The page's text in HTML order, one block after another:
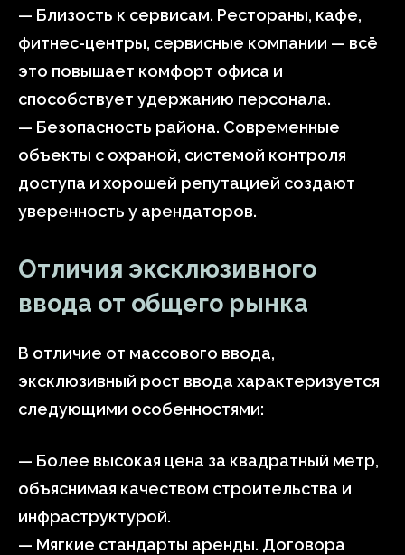
— Близость к сервисам. Рестораны, кафе,
фитнес-центры, сервисные компании — всё
это повышает комфорт офиса и
способствует удержанию персонала.
— Безопасность района. Современные
объекты с охраной, системой контроля
доступа и хорошей репутацией создают
уверенность у арендаторов.
Отличия эксклюзивного
ввода от общего рынка
В отличие от массового ввода,
эксклюзивный рост ввода характеризуется
следующими особенностями:
— Более высокая цена за квадратный метр,
объяснимая качеством строительства и
инфраструктурой.
— Мягкие стандарты аренды. Договора